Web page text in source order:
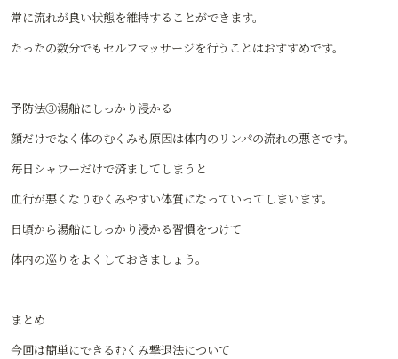
常に流れが良い状態を維持することができます。
たったの数分でもセルフマッサージを行うことはおすすめです。
予防法③湯船にしっかり浸かる
顔だけでなく体のむくみも原因は体内のリンパの流れの悪さです。
毎日シャワーだけで済ましてしまうと
血行が悪くなりむくみやすい体質になっていってしまいます。
日頃から湯船にしっかり浸かる習慣をつけて
体内の巡りをよくしておきましょう。
まとめ
今回は簡単にできるむくみ撃退法について